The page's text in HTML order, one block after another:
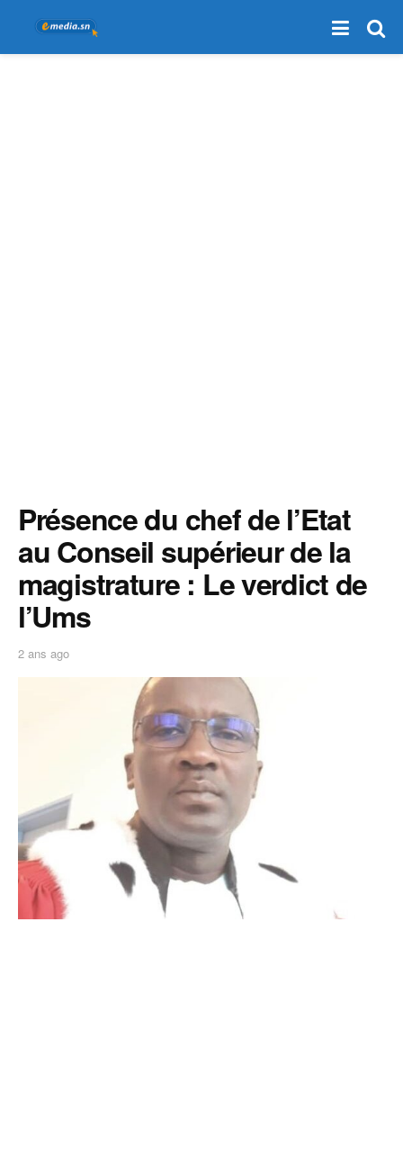
Présence du chef de l’Etat
au Conseil supérieur de la
magistrature : Le verdict de
l’Ums
2 ans ago